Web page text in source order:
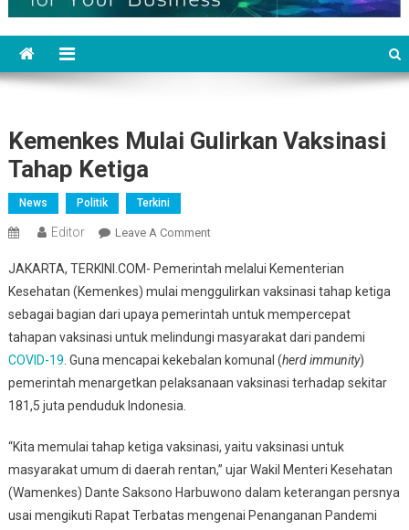
Kemenkes Mulai Gulirkan Vaksinasi
Tahap Ketiga
News Politik Terkini
Editor Leave A CommentOn
Mulai
Gulirkan
Vaksinasi
Tahap
Ketiga
JAKARTA, TERKINI.COM- Pemerintah melalui Kementerian
Kesehatan (Kemenkes) mulai menggulirkan vaksinasi tahap ketiga
sebagai bagian dari upaya pemerintah untuk mempercepat
tahapan vaksinasi untuk melindungi masyarakat dari pandemi
COVID-19 . Guna mencapai kekebalan komunal (herd immunity)
pemerintah menargetkan pelaksanaan vaksinasi terhadap sekitar
181,5 juta penduduk Indonesia.
“Kita memulai tahap ketiga vaksinasi, yaitu vaksinasi untuk
masyarakat umum di daerah rentan,” ujar Wakil Menteri Kesehatan
(Wamenkes) Dante Saksono Harbuwono dalam keterangan persnya
usai mengikuti Rapat Terbatas mengenai Penanganan Pandemi